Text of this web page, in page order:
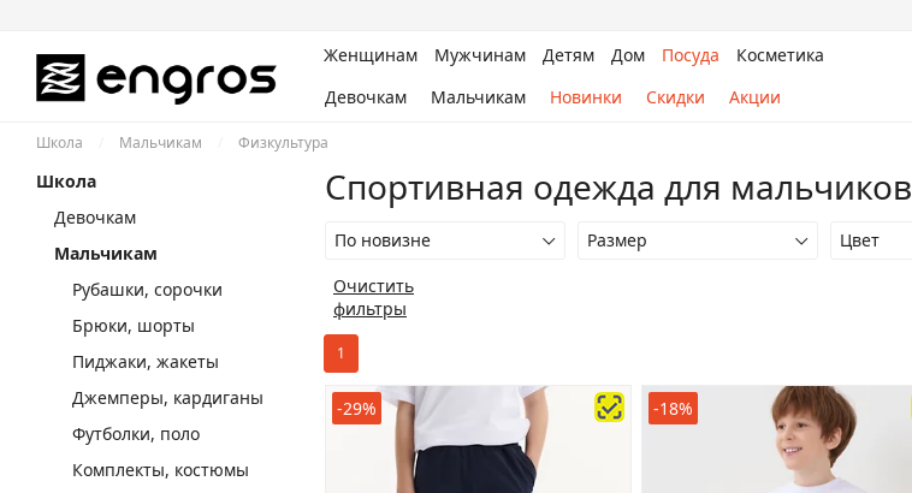
Женщинам Мужчинам Детям Дом Посуда Косметика
Девочкам
Мальчикам Новинки Скидки Акции
Школа Мальчикам Физкультура
Школа
Девочкам
Мальчикам
Рубашки, сорочки
Брюки, шорты
Пиджаки, жакеты
Джемперы, кардиганы
Футболки, поло
Комплекты, костюмы
Спортивная одежда для мальчиков
По новизне
Размер Цвет
Очистить
фильтры
1
-29% -18%